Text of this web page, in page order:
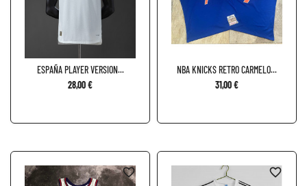
ESPAÑA PLAYER VERSION...
28,00 €
NBA KNICKS RETRO CARMELO...
31,00 €
favorite_border favorite_border